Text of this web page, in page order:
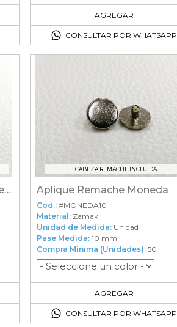
AGREGAR
CONSULTAR POR WHATSAPP
Aplique Remache Media Esfera
CABEZA REMACHE INCLUIDA
Aplique Remache Moneda
Cod.: #MONEDA10
Material: Zamak
Unidad de Medida: Unidad
Pase Medida: 10 mm
Compra Mínima (Unidades): 50
AGREGAR
50en el carrito
CONSULTAR POR WHATSAPP